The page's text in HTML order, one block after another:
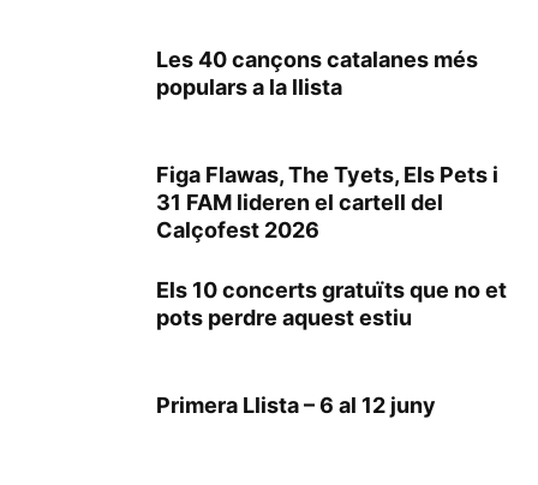
Les 40 cançons catalanes més
populars a la llista
Figa Flawas, The Tyets, Els Pets i
31 FAM lideren el cartell del
Calçofest 2026
Els 10 concerts gratuïts que no et
pots perdre aquest estiu
Primera Llista – 6 al 12 juny